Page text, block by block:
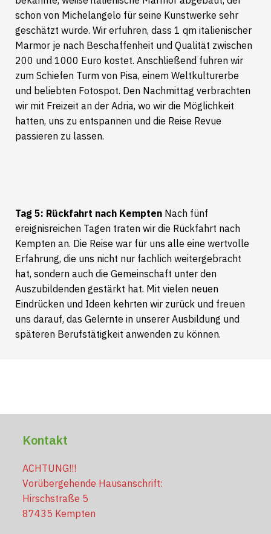
schon von Michelangelo für seine Kunstwerke sehr
geschätzt wurde. Wir erfuhren, dass 1 qm italienischer
Marmor je nach Beschaffenheit und Qualität zwischen
200 und 1000 Euro kostet. Anschließend fuhren wir
zum Schiefen Turm von Pisa, einem Weltkulturerbe
und beliebten Fotospot. Den Nachmittag verbrachten
wir mit Freizeit an der Adria, wo wir die Möglichkeit
hatten, uns zu entspannen und die Reise Revue
passieren zu lassen.
Tag 5: Rückfahrt nach Kempten Nach fünf
ereignisreichen Tagen traten wir die Rückfahrt nach
Kempten an. Die Reise war für uns alle eine wertvolle
Erfahrung, die uns nicht nur fachlich weitergebracht
hat, sondern auch die Gemeinschaft unter den
Auszubildenden gestärkt hat. Mit vielen neuen
Eindrücken und Ideen kehrten wir zurück und freuen
uns darauf, das Gelernte in unserer Ausbildung und
späteren Berufstätigkeit anwenden zu können.
Kontakt
ACHTUNG!!!
Vorübergehende Hausanschrift:
Hirschstraße 5
87435 Kempten